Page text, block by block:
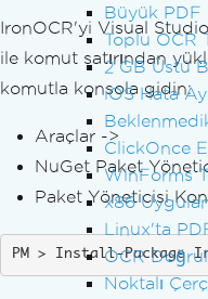
Büyük PDF
Toplu OCR
2 GB Üstü
iOS Hata
ClickOnce
WinForms
x86
Linux'ta
OCR
Noktalı
IronOCR'yi Visual
ile komut satırından
komutla konsola gidin:
Araçlar ->
NuGet Paket
Paket Yöneticisi
Install-Package